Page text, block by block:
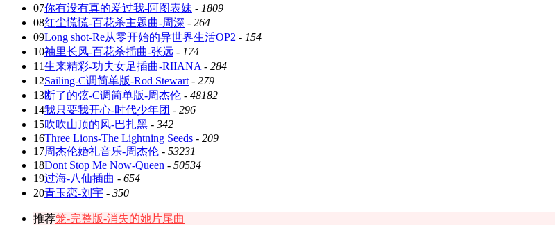
07你有没有真的爱过我-阿图表妹 - 1809
08红尘慌慌-百花杀主题曲-周深 - 264
09Long shot-Re从零开始的异世界生活OP2 - 154
10袖里长风-百花杀插曲-张远 - 174
11生来精彩-功夫女足插曲-RIIANA - 284
12Sailing-C调简单版-Rod Stewart - 279
13断了的弦-C调简单版-周杰伦 - 48182
14我只要我开心-时代少年团 - 296
15吹吹山顶的风-巴扎黑 - 342
16Three Lions-The Lightning Seeds - 209
17周杰伦婚礼音乐-周杰伦 - 53231
18Dont Stop Me Now-Queen - 50534
19过海-八仙插曲 - 654
20青玉恋-刘宇 - 350
推荐笼-完整版-消失的她片尾曲